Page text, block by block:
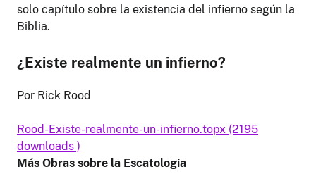
solo capítulo sobre la existencia del infierno según la
Biblia.
¿Existe realmente un infierno?
Por Rick Rood
Rood-Existe-realmente-un-infierno.topx (2195
downloads )
Más Obras sobre la Escatología